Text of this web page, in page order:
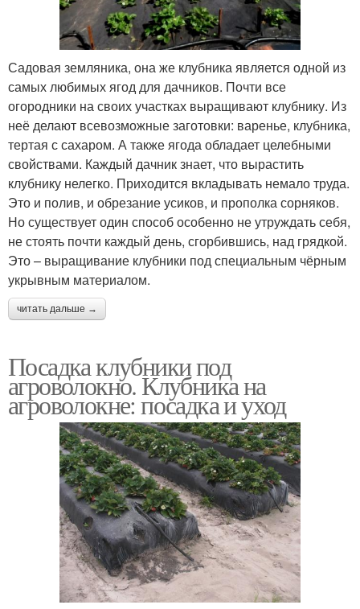
Садовая земляника, она же клубника является одной из
самых любимых ягод для дачников. Почти все
огородники на своих участках выращивают клубнику. Из
неё делают всевозможные заготовки: варенье, клубника,
тертая с сахаром. А также ягода обладает целебными
свойствами. Каждый дачник знает, что вырастить
клубнику нелегко. Приходится вкладывать немало труда.
Это и полив, и обрезание усиков, и прополка сорняков.
Но существует один способ особенно не утруждать себя,
не стоять почти каждый день, сгорбившись, над грядкой.
Это – выращивание клубники под специальным чёрным
укрывным материалом.
читать дальше →
Посадка клубники под
агроволокно. Клубника на
агроволокне: посадка и уход